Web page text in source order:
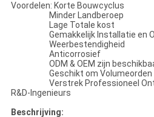
Voordelen: Korte Bouwcyclus
Minder Landberoep
Lage Totale kost
Gemakkelijk Installatie en
Weerbestendigheid
Anticorrosief
ODM & OEM zijn
Geschikt om Volumeorden
Verstrek Professioneel
R&D-Ingenieurs
Beschrijving: